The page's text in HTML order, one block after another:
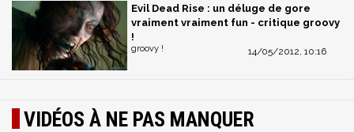
Evil Dead Rise : un déluge de gore
vraiment vraiment fun - critique groovy
!
14/05/2012, 10:16
groovy !
VIDÉOS À NE PAS MANQUER